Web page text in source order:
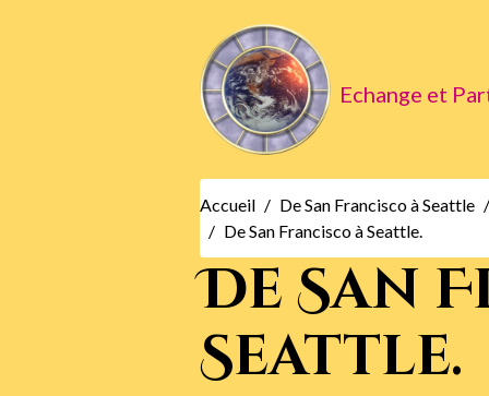
Echange et
Accueil De San Francisco à Seattle
De San Francisco à Seattle.
De San
Seattle.